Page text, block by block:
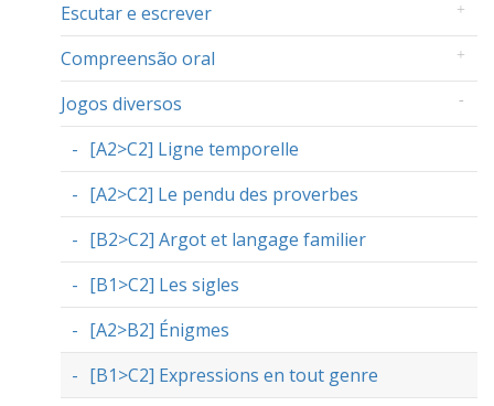
Escutar e escrever
Compreensão oral
Jogos diversos
[A2>C2] Ligne temporelle
[A2>C2] Le pendu des proverbes
[B2>C2] Argot et langage familier
[B1>C2] Les sigles
[A2>B2] Énigmes
[B1>C2] Expressions en tout genre